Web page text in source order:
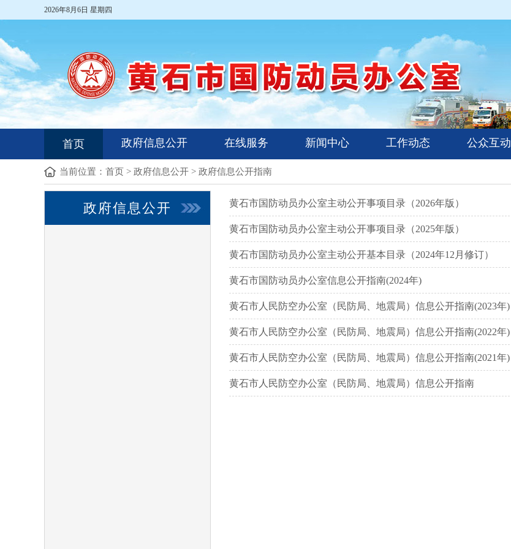
2026年8月6日 星期四
首页 政府信息公开 在线服务 新闻中心 工作动态 公众互动
当前位置： 首页 > 政府信息公开 > 政府信息公开指南
政府信息公开 黄石市国防动员办公室主动公开事项目录（2026年版）
黄石市国防动员办公室主动公开事项目录（2025年版）
黄石市国防动员办公室主动公开基本目录（2024年12月修订）
黄石市国防动员办公室信息公开指南(2024年)
黄石市人民防空办公室（民防局、地震局）信息公开指南(2023年)
黄石市人民防空办公室（民防局、地震局）信息公开指南(2022年)
黄石市人民防空办公室（民防局、地震局）信息公开指南(2021年)
黄石市人民防空办公室（民防局、地震局）信息公开指南